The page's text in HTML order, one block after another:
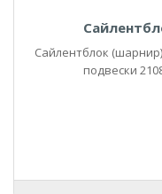
Сайлентблок
подвески